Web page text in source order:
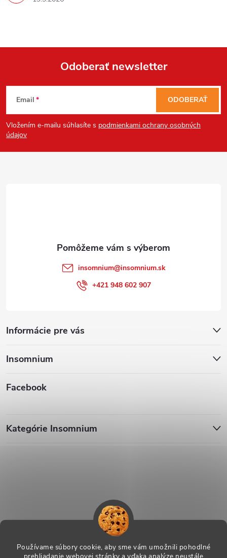
Používame súbory cookie, aby sme vám umožnili pohodlné
u
Z
á
p
Odoberať newsletter
Email
Vložením e-mailu súhlasíte s podmienkami ochrany osobných
údajov
ODOBERAŤ
Informácie pre vás
Insomnium
Facebook
insomnium@insomnium.sk
+421 948 602 907
Kategórie Insomnium